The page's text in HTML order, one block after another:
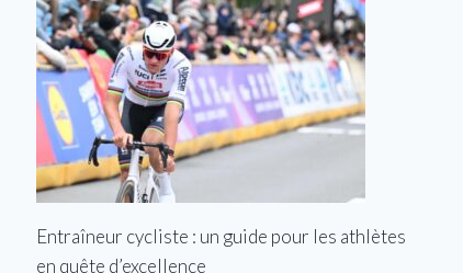
Entraîneur cycliste : un guide pour les athlètes
en quête d’excellence